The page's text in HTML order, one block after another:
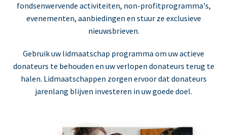
fondsenwervende activiteiten, non-profitprogramma's,
evenementen, aanbiedingen en stuur ze exclusieve
nieuwsbrieven.
Gebruik uw lidmaatschap programma om uw actieve
donateurs te behouden en uw verlopen donateurs terug te
halen. Lidmaatschappen zorgen ervoor dat donateurs
jarenlang blijven investeren in uw goede doel.